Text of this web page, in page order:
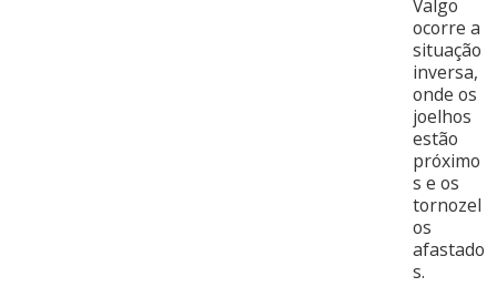
Valgo
ocorre a
situação
inversa,
onde os
joelhos
estão
próximo
s e os
tornozel
os
afastado
s.